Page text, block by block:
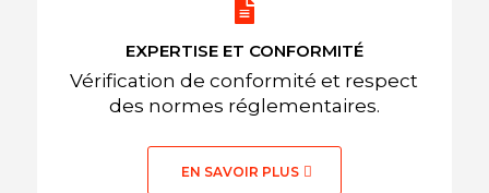
EXPERTISE ET CONFORMITÉ
Vérification de conformité et respect
des normes réglementaires.
EN SAVOIR PLUS